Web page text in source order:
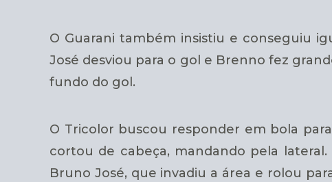
O Guarani também insistiu e conseguiu
José desviou para o gol e Brenno fez
fundo do gol.
O Tricolor buscou responder em bola
cortou de cabeça, mandando pela
Bruno José, que invadiu a área e rolou